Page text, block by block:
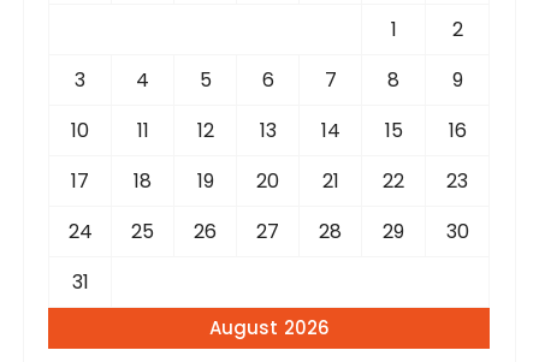
August 2026
1
2
3
4 5 6 7 8
9
10
11 12 13 14 15
16
17
18 19 20 21 22
23
24
25 26 27 28 29
30
31